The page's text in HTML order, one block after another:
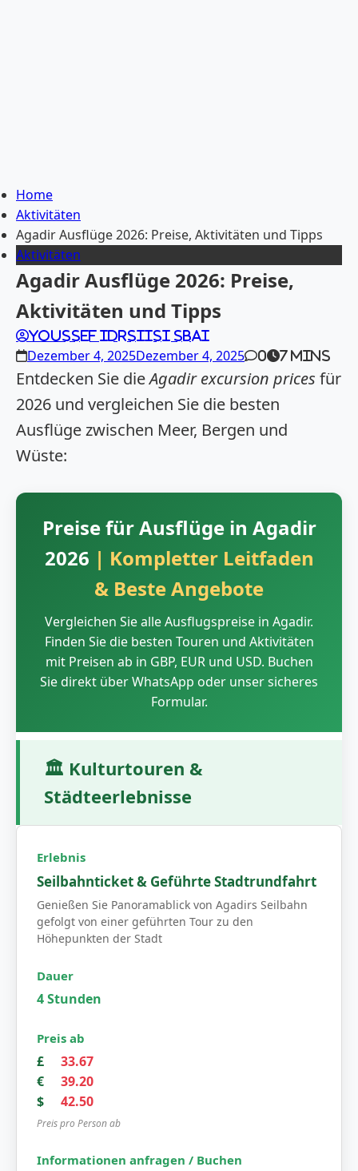
Home
Aktivitäten
Agadir Ausflüge 2026: Preise, Aktivitäten und Tipps
Aktivitäten
Agadir Ausflüge 2026: Preise,
Aktivitäten und Tipps
Youssef Idrsiisi Sbai
Dezember 4, 2025Dezember 4, 2025 0 7 mins
Entdecken Sie dieAgadir excursion prices für
2026 und vergleichen Sie die besten
Ausflüge zwischen Meer, Bergen und
Wüste:
Preise für Ausflüge in Agadir
2026 | Kompletter Leitfaden
& Beste Angebote
Vergleichen Sie alle Ausflugspreise in Agadir.
Finden Sie die besten Touren und Aktivitäten
mit Preisen ab in GBP, EUR und USD. Buchen
Sie direkt über WhatsApp oder unser sicheres
Formular.
🏛️ Kulturtouren &
Städteerlebnisse
Seilbahnticket & Geführte Stadtrundfahrt
Genießen Sie Panoramablick von Agadirs Seilbahn
gefolgt von einer geführten Tour zu den
Höhepunkten der Stadt
4 Stunden
£
33.67
€
39.20
$
42.50
Preis pro Person ab